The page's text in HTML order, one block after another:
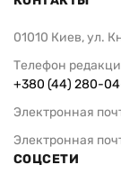
01010 Киев, ул.
Телефон
+380 (44) 280-
Электронная
Электронная
СОЦСЕТИ